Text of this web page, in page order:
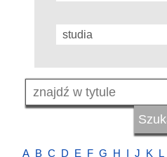
A B C D E F G H I J K L